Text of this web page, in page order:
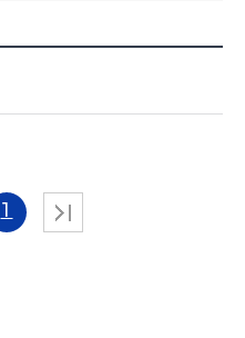
1